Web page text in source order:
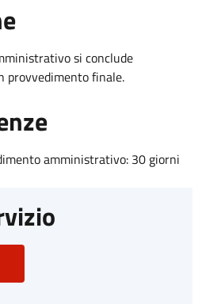
si conclude
provvedimento finale.
amministrativo: 30 giorni